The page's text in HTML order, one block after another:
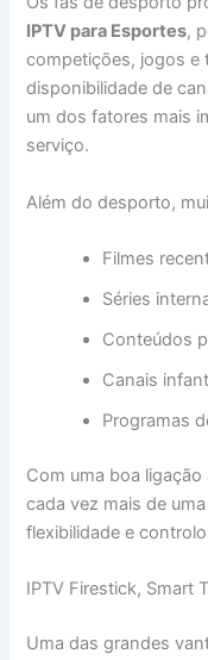
IPTV para Esportes,
competições, jogos e
disponibilidade de
um dos fatores mais
serviço.
Além do desporto,
Filmes
Séries
Conteúdos
Canais
Programas
Com uma boa
cada vez mais de
flexibilidade e
IPTV Firestick, Smart
Uma das grandes